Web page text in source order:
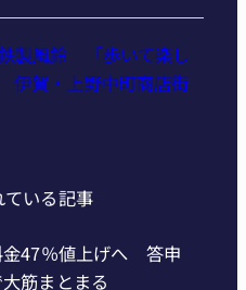
製風鈴 「歩いて楽し
伊賀・上野中町商店街
ている記事